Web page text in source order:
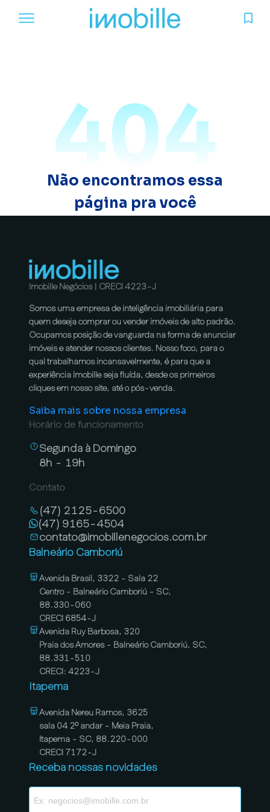
404
Não encontramos essa
página pra você
Imobille Negócios | CRECI 4223-J
Somos uma empresa de inteligência imobiliária para
quem deseja comprar ou vender imóveis de alto padrão.
Ocupamos posição de vanguarda na forma de anunciar
imóveis e atender nossos clientes. Nosso foco, para o
qual trabalhamos incansavelmente, é para que a
experiência Imobille seja fluída, desde os primeiros
cliques em nosso site, até o pós-venda.
Saiba mais sobre nossa empresa
Horário de funcionamento
Segunda à Domingo
8h - 19h
Contato
(47) 2125-6500
(47) 9165-4504
contato@imobillenegocios.com.br
Balneário Camboriú
Avenida Brasil, 3322 - Sala 22
Centro - Balneário Camboriú - SC,
88.330-060
CRECI 6854-J
Avenida Ruy Barbosa, 320
Praia dos Amores - Balneário Camboriú, SC,
88.331-510
CRECI: 4223-J
Itapema
Avenida Nereu Ramos, 3625
sala 04 2º andar - Meia Praia,
Itapema - SC, 88.220-000
CRECI 7172-J
Receba nossas novidades